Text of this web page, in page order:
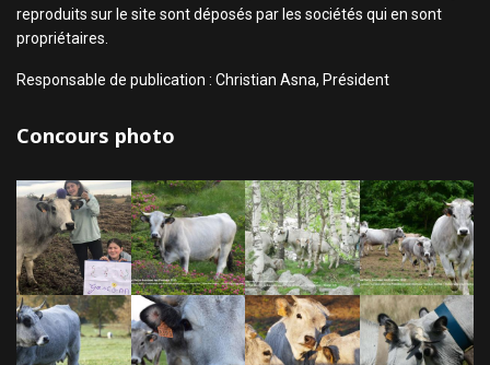
reproduits sur le site sont déposés par les sociétés qui en sont
propriétaires.
Responsable de publication : Christian Asna, Président
Concours photo